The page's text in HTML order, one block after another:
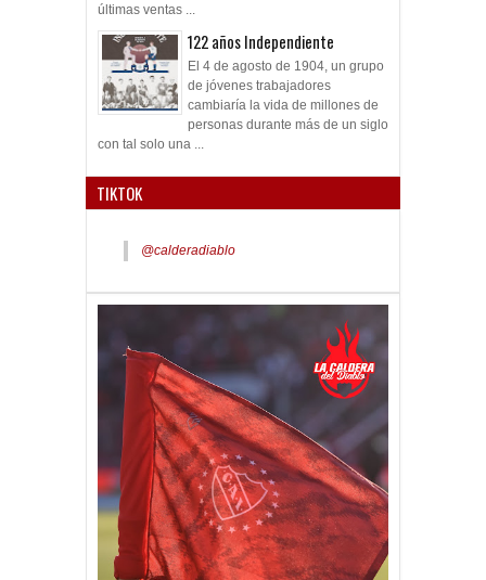
últimas ventas ...
122 años Independiente
El 4 de agosto de 1904, un grupo
de jóvenes trabajadores
cambiaría la vida de millones de
personas durante más de un siglo
con tal solo una ...
TIKTOK
@calderadiablo